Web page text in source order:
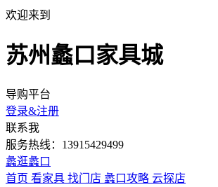
欢迎来到
苏州蠡口家具城
导购平台
登录&注册
联系我
服务热线：13915429499
蠡逛蠡口
首页 看家具 找门店 蠡口攻略 云探店